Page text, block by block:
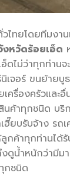
ไทยโดยทีมงา
งหวัดร้อยเอ็ด
อ็ดไม่ว่าทุกท่า
เจอร์ ขนย้าย
องครัวและอื่
ค้าทุกชนิด บริ
ฮี๊ยบรับจ้าง รถ
กค้าทุกท่านได้
ดูน้ำหนักว่ามีม
กชนิด